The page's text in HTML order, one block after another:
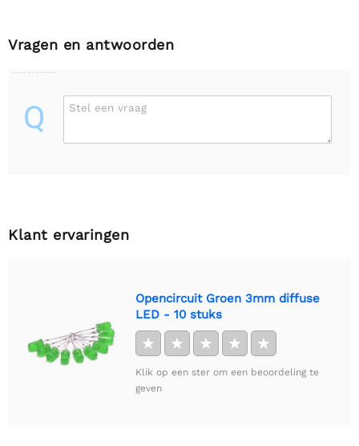
Vragen en antwoorden
Q Stel een vraag
Klant ervaringen
Opencircuit Groen 3mm diffuse
LED - 10 stuks
★ ★ ★ ★ ★
Klik op een ster om een beoordeling te
geven